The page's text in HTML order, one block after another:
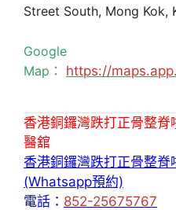
Street South, Mong Kok,
Google
Map： https://
香港銅鑼灣跌打正骨整
醫舘
香港銅鑼灣跌打正骨整
(Whatsapp預約)
電話： 852-25675767